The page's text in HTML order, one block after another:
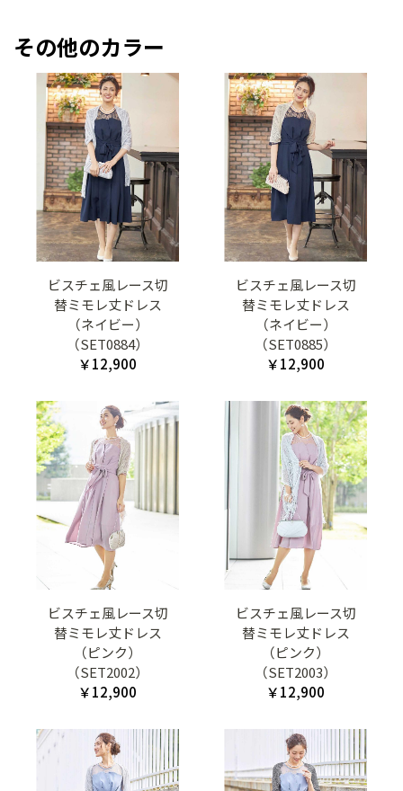
その他のカラー
ビスチェ風レース切
替ミモレ丈ドレス
（ネイビー）
（SET0884）
￥12,900
ビスチェ風レース切
替ミモレ丈ドレス
（ネイビー）
（SET0885）
￥12,900
ビスチェ風レース切
替ミモレ丈ドレス
（ピンク）
（SET2002）
￥12,900
ビスチェ風レース切
替ミモレ丈ドレス
（ピンク）
（SET2003）
￥12,900